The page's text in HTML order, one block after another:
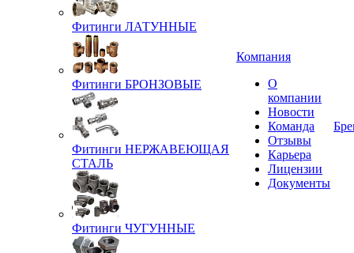
Фитинги ЛАТУННЫЕ
Фитинги БРОНЗОВЫЕ
Фитинги НЕРЖАВЕЮЩАЯ
СТАЛЬ
Фитинги ЧУГУННЫЕ
Компания
О
компании
Новости
Команда
Отзывы
Карьера
Лицензии
Документы